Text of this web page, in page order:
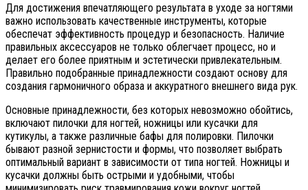
Для достижения впечатляющего результата в уходе за ногтями
важно использовать качественные инструменты, которые
обеспечат эффективность процедур и безопасность. Наличие
правильных аксессуаров не только облегчает процесс, но и
делает его более приятным и эстетически привлекательным.
Правильно подобранные принадлежности создают основу для
создания гармоничного образа и аккуратного внешнего вида рук.
Основные принадлежности, без которых невозможно обойтись,
включают пилочки для ногтей, ножницы или кусачки для
кутикулы, а также различные бафы для полировки. Пилочки
бывают разной зернистости и формы, что позволяет выбрать
оптимальный вариант в зависимости от типа ногтей. Ножницы и
кусачки должны быть острыми и удобными, чтобы